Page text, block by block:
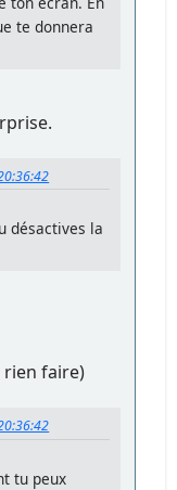
te donnera
désactives la
rien faire)
tu peux